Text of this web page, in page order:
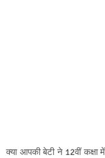
क्या आपकी बेटी ने 12वीं कक्षा